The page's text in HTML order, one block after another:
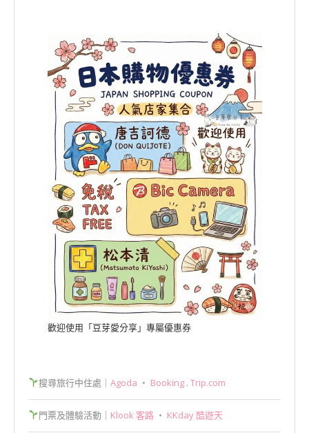
歡迎使用「豆芽愛分享」專屬優惠券
搜尋旅行中住處｜ Agoda ‧ Booking. Trip.com
門票及體驗活動｜ Klook 客路‧ KKday 酷遊天